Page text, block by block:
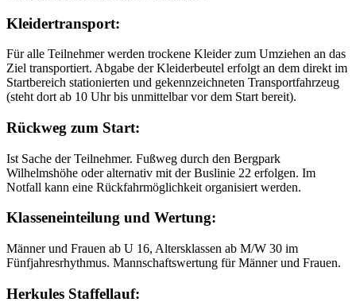
Kleidertransport:
Für alle Teilnehmer werden trockene Kleider zum Umziehen an das
Ziel transportiert. Abgabe der Kleiderbeutel erfolgt an dem direkt im
Startbereich stationierten und gekennzeichneten Transportfahrzeug
(steht dort ab 10 Uhr bis unmittelbar vor dem Start bereit).
Rückweg zum Start:
Ist Sache der Teilnehmer. Fußweg durch den Bergpark
Wilhelmshöhe oder alternativ mit der Buslinie 22 erfolgen. Im
Notfall kann eine Rückfahrmöglichkeit organisiert werden.
Klasseneinteilung und Wertung:
Männer und Frauen ab U 16, Altersklassen ab M/W 30 im
Fünfjahresrhythmus. Mannschaftswertung für Männer und Frauen.
Herkules Staffellauf: